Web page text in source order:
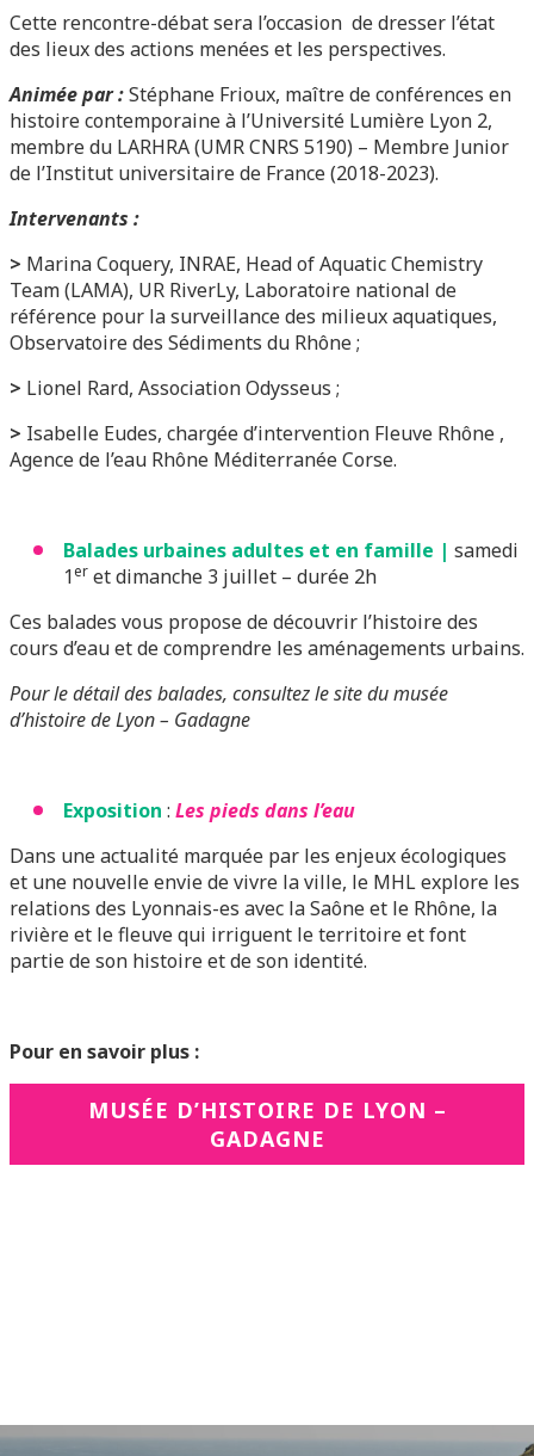
Cette rencontre-débat sera l’occasion de dresser l’état
des lieux des actions menées et les perspectives.
Animée par :Stéphane Frioux, maître de conférences en
histoire contemporaine à l’Université Lumière Lyon 2,
membre du LARHRA (UMR CNRS 5190) – Membre Junior
de l’Institut universitaire de France (2018-2023).
Intervenants :
> Marina Coquery, INRAE, Head of Aquatic Chemistry
Team (LAMA), UR RiverLy, Laboratoire national de
référence pour la surveillance des milieux aquatiques,
Observatoire des Sédiments du Rhône ;
> Lionel Rard, Association Odysseus ;
> Isabelle Eudes, chargée d’intervention Fleuve Rhône ,
Agence de l’eau Rhône Méditerranée Corse.
Balades urbaines adultes et en famille | samedi
1er et dimanche 3 juillet – durée 2h
Ces balades vous propose de découvrir l’histoire des
cours d’eau et de comprendre les aménagements urbains.
Pour le détail des balades, consultez le site du musée
d’histoire de Lyon – Gadagne
Exposition : Les pieds dans l’eau
Dans une actualité marquée par les enjeux écologiques
et une nouvelle envie de vivre la ville, le MHL explore les
relations des Lyonnais-es avec la Saône et le Rhône, la
rivière et le fleuve qui irriguent le territoire et font
partie de son histoire et de son identité.
Pour en savoir plus :
MUSÉE D’HISTOIRE DE LYON –
GADAGNE